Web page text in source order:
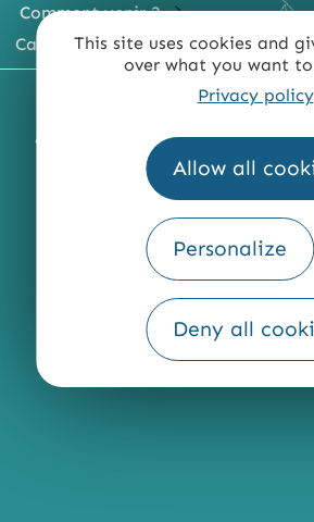
This site uses cookies and
over what you want
Privacy policy
Allow all
Personalize
Deny all
Comment venir ?
Carte du territoire
MENTIONS LÉGALES
ACCESSIBILITÉ : NON CONFORME
QUI SOMMES-
Fourni par
Traduction